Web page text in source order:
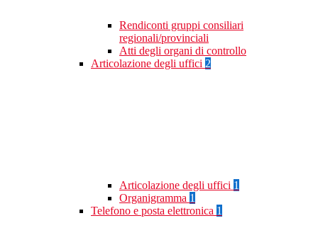
Rendiconti gruppi consiliari
regionali/provinciali
Atti degli organi di controllo
Articolazione degli uffici 2
Articolazione degli uffici 1
Organigramma 1
Telefono e posta elettronica 1